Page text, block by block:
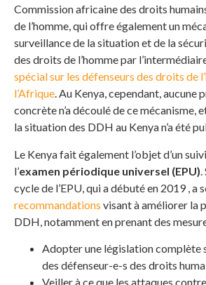
Commission africaine des droits
de l’homme, qui offre également un
surveillance de la situation et de la
des droits de l’homme par
spécial sur les défenseurs des droits de
l’Afrique. Au Kenya, cependant,
concrète n’a découlé de ce mécanisme,
la situation des DDH au Kenya n’a été
Le Kenya fait également l’objet d’un
l’examen périodique universel (EPU)
cycle de l’EPU, qui a débuté en 2019 , a
recommandations visant à améliorer la
DDH, notamment en prenant des
Adopter une législation complète
des défenseur-e-s des droits
Veiller à ce que les attaques